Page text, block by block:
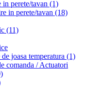
perete/tavan (1)
in perete/tavan (18)
(11)
joasa temperatura (1)
comanda / Actuatori